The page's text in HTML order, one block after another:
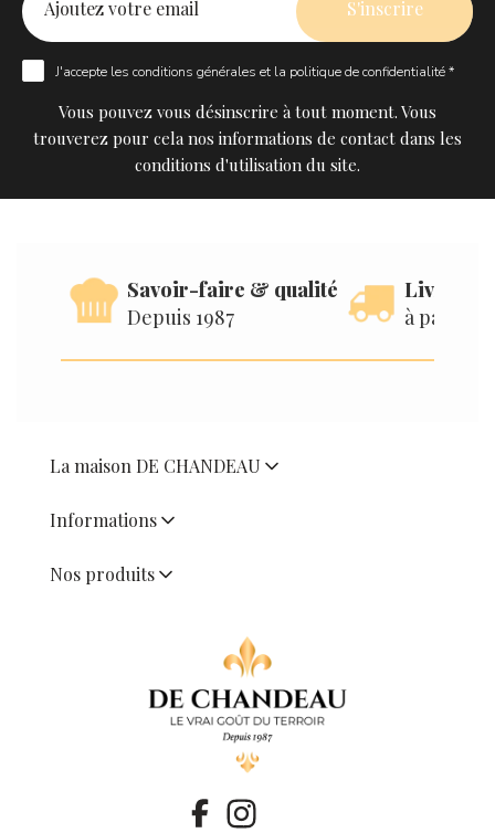
J'accepte les conditions générales et la politique de confidentialité *
Vous pouvez vous désinscrire à tout moment. Vous
trouverez pour cela nos informations de contact dans les
conditions d'utilisation du site.
Savoir-faire & qualité
Depuis 1987
à partir
La maison DE CHANDEAU
Informations
Nos produits